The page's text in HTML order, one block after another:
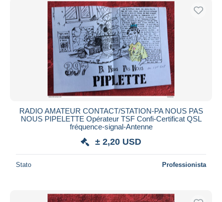
RADIO AMATEUR CONTACT/STATION-PA NOUS PAS
NOUS PIPELETTE Opérateur TSF Confi-Certificat QSL
fréquence-signal-Antenne
± 2,20 USD
Stato Professionista